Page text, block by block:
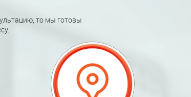
то мы готовы